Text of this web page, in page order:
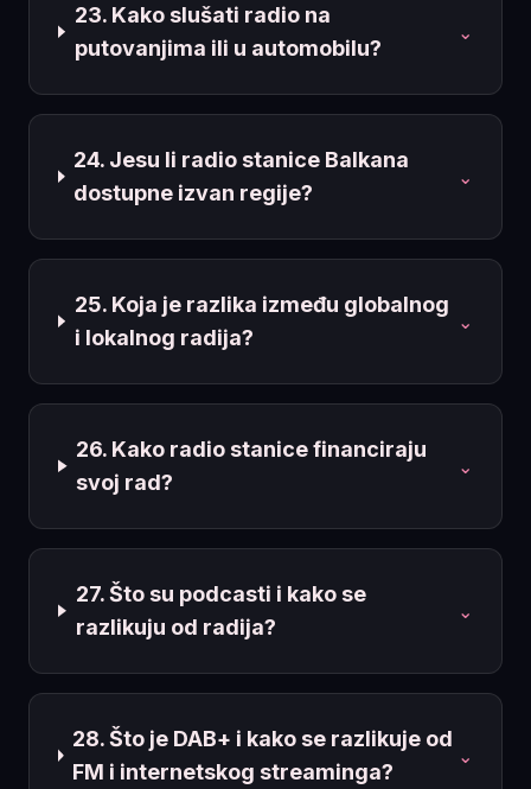
23. Kako slušati radio na
putovanjima ili u automobilu?
⌄
24. Jesu li radio stanice Balkana
dostupne izvan regije?
⌄
25. Koja je razlika između globalnog
i lokalnog radija?
⌄
26. Kako radio stanice financiraju
svoj rad?
⌄
27. Što su podcasti i kako se
razlikuju od radija?
⌄
28. Što je DAB+ i kako se razlikuje od
FM i internetskog streaminga?
⌄